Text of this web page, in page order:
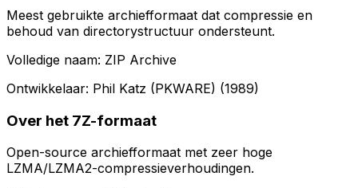
Meest gebruikte archiefformaat dat compressie en
behoud van directorystructuur ondersteunt.
Volledige naam: ZIP Archive
Ontwikkelaar: Phil Katz (PKWARE) (1989)
Over het 7Z-formaat
Open-source archiefformaat met zeer hoge
LZMA/LZMA2-compressieverhoudingen.